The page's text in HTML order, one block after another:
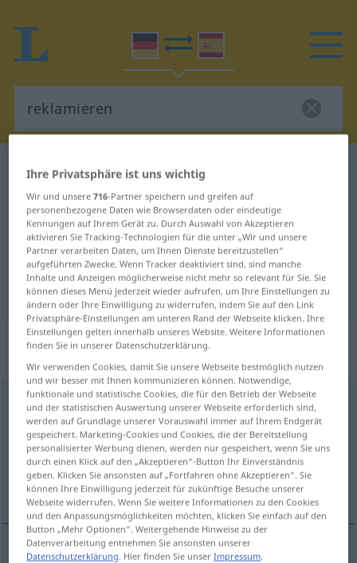
Deutsch-Spanisch Wörterbuch
Deutsch-Spanisch Übersetzung für
"reklamieren"
"reklamieren" Spanisch
Übersetzung
„reklamieren“: transitives Verb |
intransitives Verb
reklamierenv/t&v/i <ohnege>
Übersicht aller Übersetzungen
(Für mehr Details die Übersetzung anklicken/antippen)
reclamar, hacer una reclamación
Ihre Privatsphäre ist uns wichtig
Wir und unsere716-Partner speichern und greifen auf
personenbezogene Daten wie Browserdaten oder eindeutige
Kennungen auf Ihrem Gerät zu. Durch Auswahl von Akzeptieren
aktivieren Sie Tracking-Technologien für die unter „Wir und unsere
Partner verarbeiten Daten, um Ihnen Dienste bereitzustellen“
aufgeführten Zwecke. Wenn Tracker deaktiviert sind, sind manche
Inhalte und Anzeigen möglicherweise nicht mehr so relevant für Sie. Sie
können dieses Menü jederzeit wieder aufrufen, um Ihre Einstellungen zu
ändern oder Ihre Einwilligung zu widerrufen, indem Sie auf den Link
Privatsphäre-Einstellungen am unteren Rand der Webseite klicken. Ihre
Einstellungen gelten innerhalb unseres Website. Weitere Informationen
finden Sie in unserer Datenschutzerklärung.
Wir verwenden Cookies, damit Sie unsere Webseite bestmöglich nutzen
und wir besser mit Ihnen kommunizieren können. Notwendige,
funktionale und statistische Cookies, die für den Betrieb der Webseite
und der statistischen Auswertung unserer Webseite erforderlich sind,
werden auf Grundlage unserer Vorauswahl immer auf Ihrem Endgerät
gespeichert. Marketing-Cookies und Cookies, die der Bereitstellung
personalisierter Werbung dienen, werden nur gespeichert, wenn Sie uns
durch einen Klick auf den „Akzeptieren“-Button Ihr Einverständnis
geben. Klicken Sie ansonsten auf „Fortfahren ohne Akzeptieren“. Sie
können Ihre Einwilligung jederzeit für zukünftige Besuche unserer
Webseite widerrufen. Wenn Sie weitere Informationen zu den Cookies
und den Anpassungsmöglichkeiten möchten, klicken Sie einfach auf den
Button „Mehr Optionen“. Weitergehende Hinweise zu der
Datenverarbeitung entnehmen Sie ansonsten unserer
Datenschutzerklärung. Hier finden Sie unserImpressum.